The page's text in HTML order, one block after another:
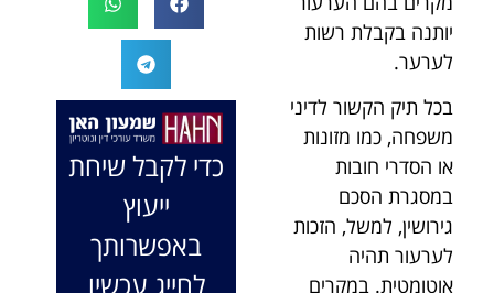
יותנה בקבלת רשות
לערער.
בכל תיק הקשור לדיני
משפחה, כמו מזונות
או הסדרי חובות
במסגרת הסכם
גירושין, למשל, הזכות
לערעור תהיה
אוטומטית. במקרים
המקרה, הוא
החליט לייצג אותי
בלי לחשוב
פעמיים, הקשיב
לי ולקח את התיק
שלי פרו בונו מכל
הלב.
במיוחד בתיק לא
פשוט, ומאחלים
לך המון הצלחה
בהמשך. תמיד
כאן בשבילך.
בברכה, משרד
עו"ד שמעון האן
ונוטריון
כדי לקבל שיחת
ייעוץ
באפשרותך
לחייג עכשיו